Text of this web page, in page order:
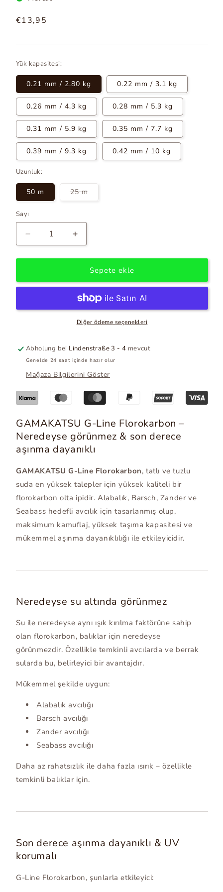
Normal
€13,95
Yük kapasitesi:
0.21 mm / 2.80 kg 0.22 mm / 3.1 kg
0.26 mm / 4.3 kg 0.28 mm / 5.3 kg
0.31 mm / 5.9 kg 0.35 mm / 7.7 kg
0.39 mm / 9.3 kg 0.42 mm / 10 kg
Uzunluk:
50 m 25 mVariante
tükenmiş
Sayı
GAMAKATSU
G-
Line
için
Miktarı
artır
GAMAKATSU
Line
Sepete ekle
Diğer ödeme seçenekleri
Abholung bei Lindenstraße 3 - 4 mevcut
Genelde 24 saat içinde hazır olur
Mağaza Bilgilerini Göster
GAMAKATSU G-Line Florokarbon –
Neredeyse görünmez & son derece
aşınma dayanıklı
GAMAKATSU G-Line Florokarbon, tatlı ve tuzlu
suda en yüksek talepler için yüksek kaliteli bir
florokarbon olta ipidir. Alabalık, Barsch, Zander ve
Seabass hedefli avcılık için tasarlanmış olup,
maksimum kamuflaj, yüksek taşıma kapasitesi ve
mükemmel aşınma dayanıklılığı ile etkileyicidir.
Neredeyse su altında görünmez
Su ile neredeyse aynı ışık kırılma faktörüne sahip
olan florokarbon, balıklar için neredeyse
görünmezdir. Özellikle temkinli avcılarda ve berrak
sularda bu, belirleyici bir avantajdır.
Mükemmel şekilde uygun:
Alabalık avcılığı
Barsch avcılığı
Zander avcılığı
Seabass avcılığı
Daha az rahatsızlık ile daha fazla ısırık – özellikle
temkinli balıklar için.
Son derece aşınma dayanıklı & UV
korumalı
G-Line Florokarbon, şunlarla etkileyici: